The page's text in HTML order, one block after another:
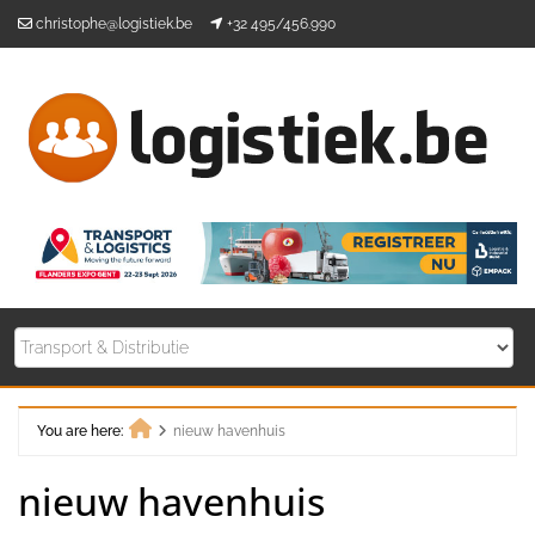
christophe@logistiek.be +32 495/456.990
You are here:
nieuw havenhuis
nieuw havenhuis